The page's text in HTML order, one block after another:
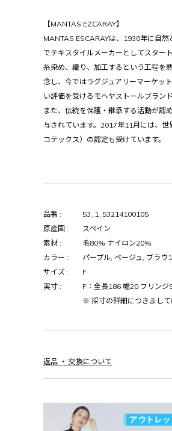
【MANTAS EZCARAY】
MANTAS ESCARAYは、1930年に自
でテキスタイルメーカーとしてスタート
糸染め、織り、加工するという工程を
念し、今ではラグジュアリーマーケッ
い評価を受けるモヘヤストールブランド
また、伝統を保護・継承する活動が認
与されています。2017年11月には、
コテックス）の認定も受けています。
品番 :
53_1_53214100105
原産国 :
スペイン
素材 :
毛80% ナイロン20%
カラー :
パープル, ベージュ, ブラウ
サイズ :
F
実寸 :
F：全長186 幅20 フリンジ
※ 採寸の詳細につきまして
返品 ・ 交換について